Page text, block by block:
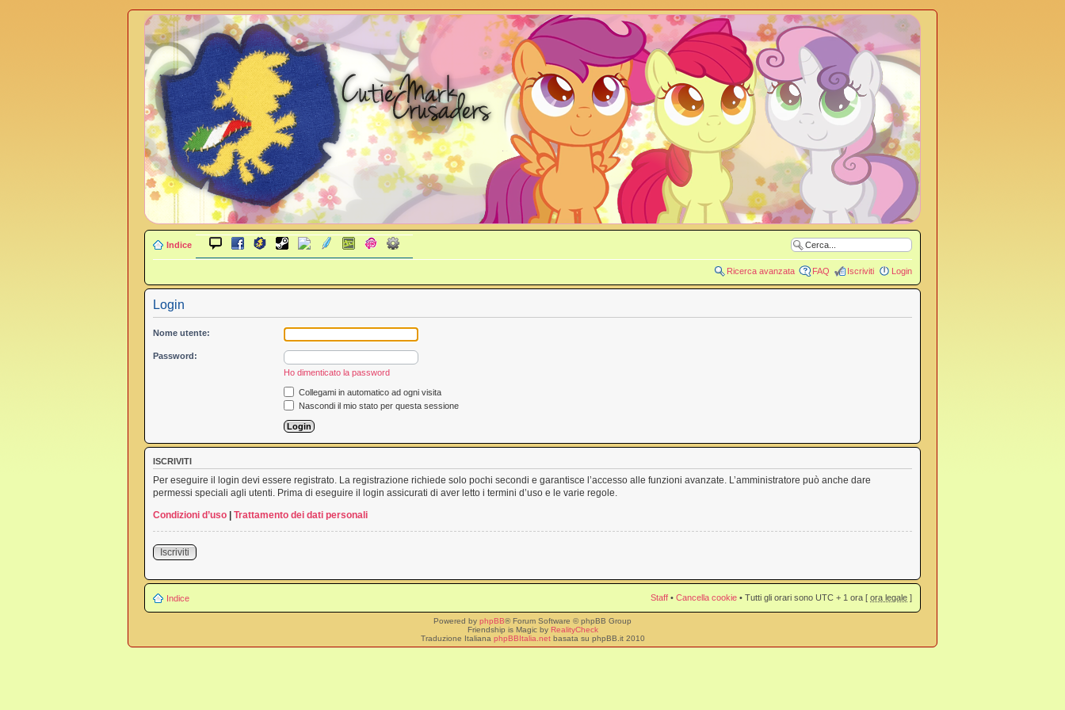
Indice
Ricerca avanzata FAQ Iscriviti Login
Login
Nome utente:
Password:
Ho dimenticato la password
Collegami in automatico ad ogni visita
Nascondi il mio stato per questa sessione
ISCRIVITI
Per eseguire il login devi essere registrato. La registrazione richiede solo pochi secondi e garantisce l’accesso alle funzioni avanzate. L’amministratore può anche dare
permessi speciali agli utenti. Prima di eseguire il login assicurati di aver letto i termini d’uso e le varie regole.
Condizioni d’uso | Trattamento dei dati personali
Iscriviti
Indice Staff • Cancella cookie • Tutti gli orari sono UTC + 1 ora [ ora legale ]
Powered by phpBB® Forum Software © phpBB Group
Friendship is Magic by RealityCheck
Traduzione Italiana phpBBItalia.netbasata su phpBB.it 2010